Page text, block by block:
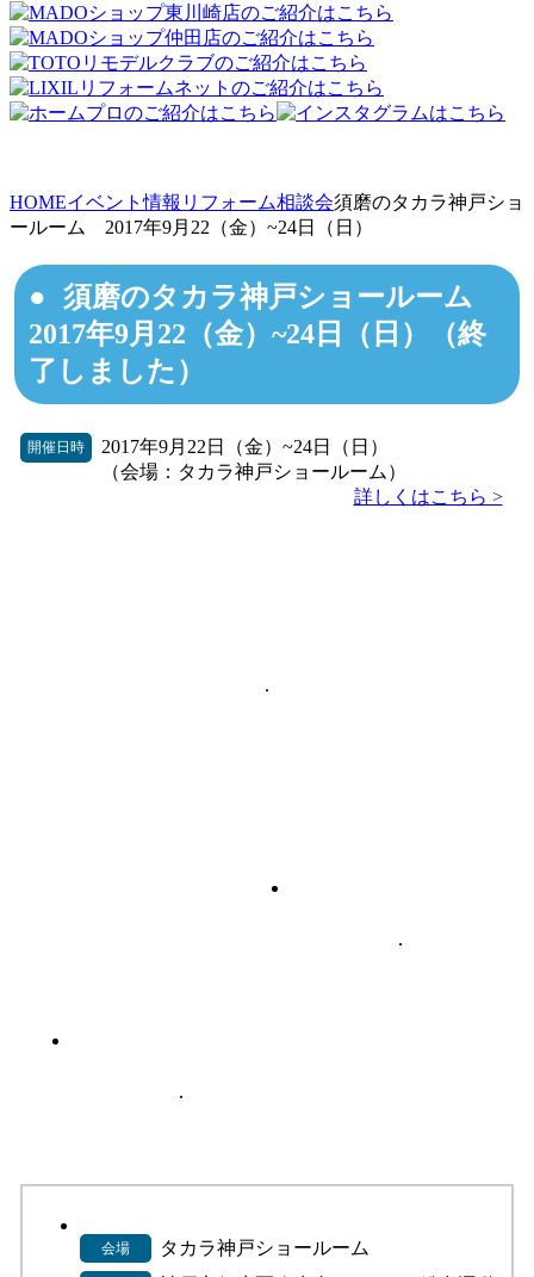
HOMEイベント情報 リフォーム相談会須磨のタカラ神戸ショ
ールーム 2017年9月22（金）~24日（日）
須磨のタカラ神戸ショールーム
2017年9月22（金）~24日（日）（終
了しました）
開催日時
2017年9月22日（金）~24日（日）
（会場：タカラ神戸ショールーム）
詳しくはこちら >
会場
タカラ神戸ショールーム